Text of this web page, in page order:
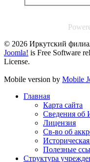
© 2026 Иркутский
Joomla! is Free Software
License.
Mobile version by Mobile
Главная
Карта сайта
Сведения
Лицензия
Св-во об
Полезные
Структура